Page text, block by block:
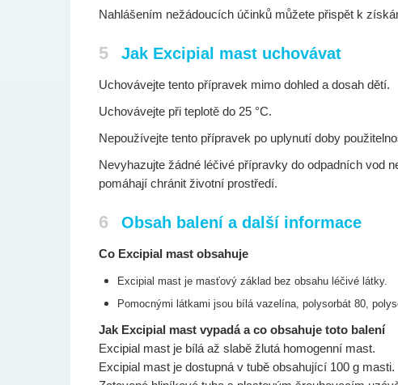
Nahlášením nežádoucích účinků můžete přispět k
5 Jak Excipial mast uchovávat
Uchovávejte tento přípravek mimo dohled a dosah dětí.
Uchovávejte při teplotě do 25 °C.
Nepoužívejte tento přípravek po uplynutí doby
Nevyhazujte žádné léčivé přípravky do odpadních vod
pomáhají chránit životní prostředí.
6 Obsah balení a další informace
Co Excipial mast obsahuje
Excipial mast je masťový základ bez obsahu léčivé látky.
Pomocnými látkami jsou bílá vazelína, polysorbát 80,
Jak Excipial mast vypadá a co obsahuje toto balení
Excipial mast je bílá až slabě žlutá homogenní mast.
Excipial mast je dostupná v tubě obsahující 100 g masti.